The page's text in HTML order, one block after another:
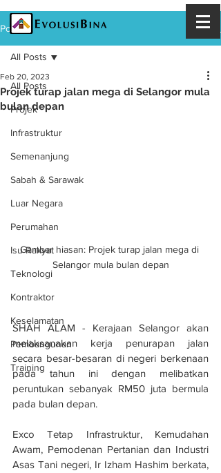
Post
All Posts
Projek
Infrastruktur
Semenanjung
Sabah & Sarawak
Luar Negara
Perumahan
Isu Rakyat
Teknologi
Kontraktor
Keselamatan
Pembangunan
Training
All Posts
Projek turap jalan mega di Selangor mula
bulan depan
Feb 20, 2023
Gambar hiasan: Projek turap jalan mega di
Selangor mula bulan depan
SHAH ALAM - Kerajaan Selangor akan
melaksanakan kerja penurapan jalan
secara besar-besaran di negeri berkenaan
pada tahun ini dengan melibatkan
peruntukan sebanyak RM50 juta bermula
pada bulan depan.
Exco Tetap Infrastruktur, Kemudahan
Awam, Pemodenan Pertanian dan Industri
Asas Tani negeri, Ir Izham Hashim berkata,